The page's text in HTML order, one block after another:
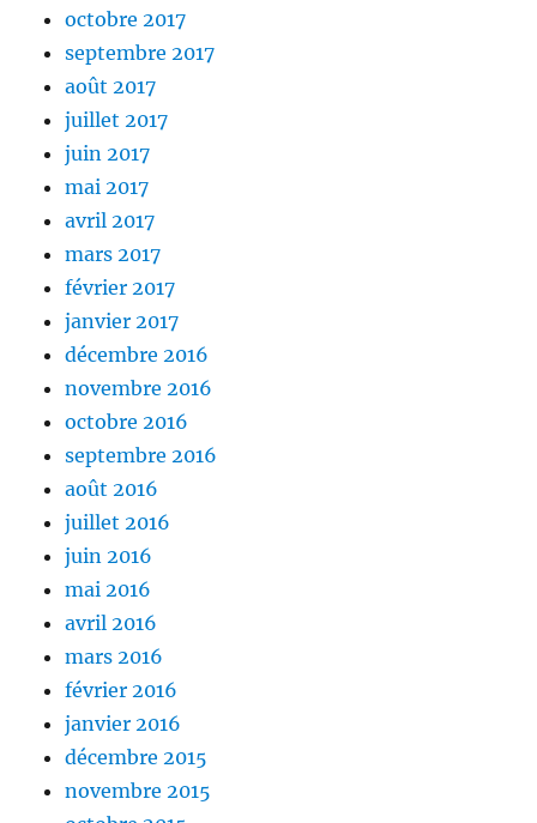
octobre 2017
septembre 2017
août 2017
juillet 2017
juin 2017
mai 2017
avril 2017
mars 2017
février 2017
janvier 2017
décembre 2016
novembre 2016
octobre 2016
septembre 2016
août 2016
juillet 2016
juin 2016
mai 2016
avril 2016
mars 2016
février 2016
janvier 2016
décembre 2015
novembre 2015